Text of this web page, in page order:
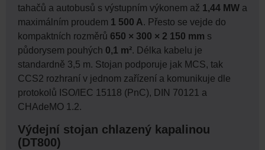
tahačů a autobusů s výstupním výkonem až 1,44 MW a
maximálním proudem 1 500 A. Přesto se vejde do
kompaktních rozměrů 650 × 300 × 2 150 mm s
půdorysem pouhých 0,1 m². Délka kabelu je
standardně 3,5 m. Stojan podporuje jak MCS, tak
CCS2 rozhraní v jednom zařízení a komunikuje dle
protokolů ISO/IEC 15118 (PnC), DIN 70121 a
CHAdeMO 1.2.
Výdejní stojan chlazený kapalinou
(DT800)